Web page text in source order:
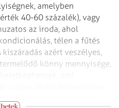
amelyben
40-60 százalék), vagy
az iroda, ahol
télen a fűtés
azért veszélyes,
könny mennyisége,